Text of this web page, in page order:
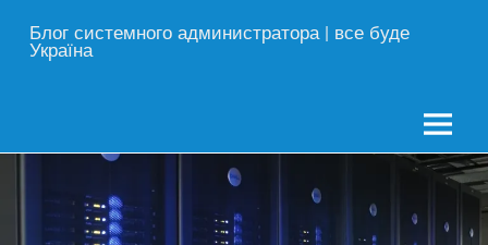
Блог системного администратора | все буде
Україна